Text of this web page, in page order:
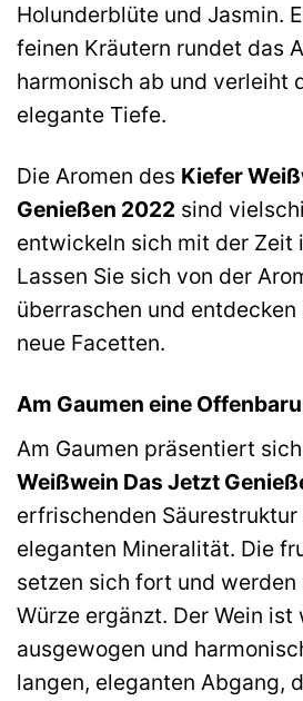
Holunderblüte und Jasmin.
feinen Kräutern rundet das
harmonisch ab und verleiht
elegante Tiefe.
Die Aromen des Kiefer
Genießen 2022 sind
entwickeln sich mit der Zeit
Lassen Sie sich von der
überraschen und
neue Facetten.
Am Gaumen eine
Am Gaumen präsentiert
Weißwein Das Jetzt
erfrischenden Säurestruktur
eleganten Mineralität. Die
setzen sich fort und
Würze ergänzt. Der Wein ist
ausgewogen und
langen, eleganten Abgang,